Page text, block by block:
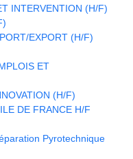
INTERVENTION (H/F)
EXPORT (H/F)
ET
(H/F)
DE FRANCE H/F
Pyrotechnique